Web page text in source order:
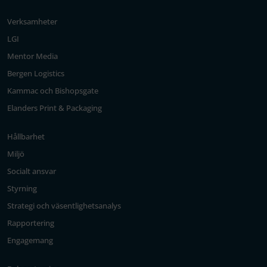
Verksamheter
LGI
Mentor Media
Bergen Logistics
Kammac och Bishopsgate
Elanders Print & Packaging
Hållbarhet
Miljö
Socialt ansvar
Styrning
Strategi och väsentlighetsanalys
Rapportering
Engagemang